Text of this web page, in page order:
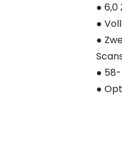
● 6,0
●
●
●
●